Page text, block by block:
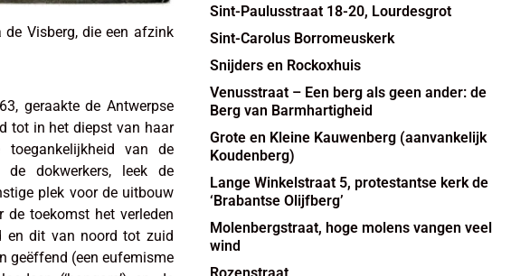
Visberg, die een afzink
geraakte de Antwerpse
tot in het diepst van haar
van de
de dokwerkers, leek de
plek voor de uitbouw
de toekomst het verleden
en dit van noord tot zuid
geëffend (een eufemisme
Sint-Paulusstraat 18-20, Lourdesgrot
Sint-Carolus Borromeuskerk
Snijders en Rockoxhuis
Venusstraat – Een berg als geen ander: de
Berg van Barmhartigheid
Grote en Kleine Kauwenberg (aanvankelijk
Koudenberg)
Lange Winkelstraat 5, protestantse kerk de
‘Brabantse Olijfberg’
Molenbergstraat, hoge molens vangen veel
wind
Rozenstraat